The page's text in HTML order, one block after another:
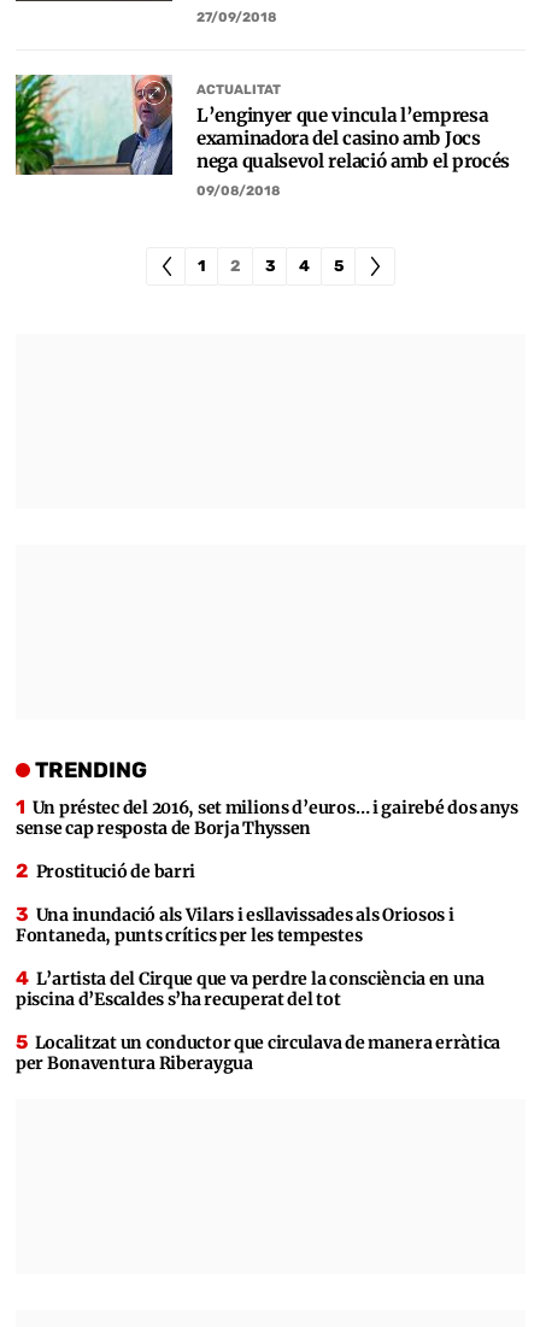
27/09/2018
ACTUALITAT
L’enginyer que vincula l’empresa
examinadora del casino amb Jocs
nega qualsevol relació amb el procés
09/08/2018
1 2 3 4 5
TRENDING
Un préstec del 2016, set milions d’euros… i gairebé dos anys
sense cap resposta de Borja Thyssen
Prostitució de barri
Una inundació als Vilars i esllavissades als Oriosos i
Fontaneda, punts crítics per les tempestes
L’artista del Cirque que va perdre la consciència en una
piscina d’Escaldes s’ha recuperat del tot
Localitzat un conductor que circulava de manera erràtica
per Bonaventura Riberaygua